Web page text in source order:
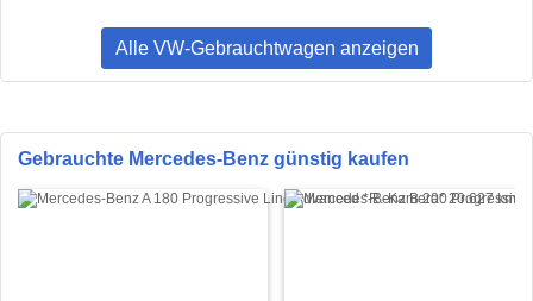
Alle VW-Gebrauchtwagen anzeigen
Gebrauchte Mercedes-Benz günstig kaufen